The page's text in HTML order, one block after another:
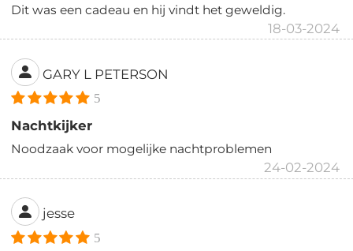
Dit was een cadeau en hij vindt het geweldig.
18-03-2024
GARY L PETERSON
5
Nachtkijker
Noodzaak voor mogelijke nachtproblemen
24-02-2024
jesse
5